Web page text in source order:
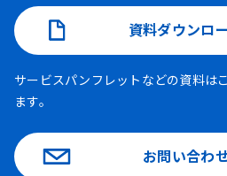
資料ダウンロ
サービスパンフレットなどの資料は
ます。
お問い合わ